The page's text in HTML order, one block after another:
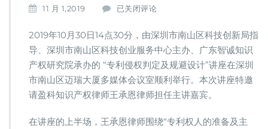
11 月 1,2019
盈
律
师
出
席
“专
利
侵
权
已关闭评论
2019年10月30日14点30分，由深圳市南山区科技创新局指
导、深圳市南山区科技创业服务中心主办、广东智诚知识
产权研究院承办的 “专利侵权判定及规避设计”讲座在深圳
市南山区迈瑞大厦多媒体会议室顺利举行。本次讲座特邀
请盈科知识产权律师王承恩律师担任主讲嘉宾。
在讲座的上半场，王承恩律师围绕“专利权人的准备及主